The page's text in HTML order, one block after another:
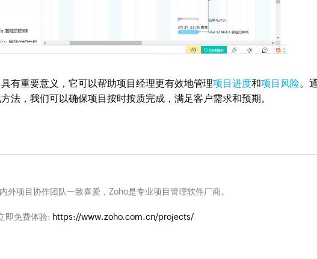
重要意义，它可以帮助项目经理更有效地管理项目进度和项目风险。
法，我们可以确保项目按时按质完成，满足客户需求和预期。
外项目协作团队一致喜爱，Zoho是专业项目管理软件厂商。
即免费体验: https://www.zoho.com.cn/projects/